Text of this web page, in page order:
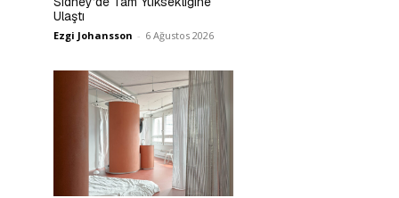
Ulaştı
Ezgi Johansson - 6 Ağustos 2026